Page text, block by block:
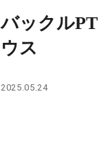
バックルPT
ウス
2025.05.24